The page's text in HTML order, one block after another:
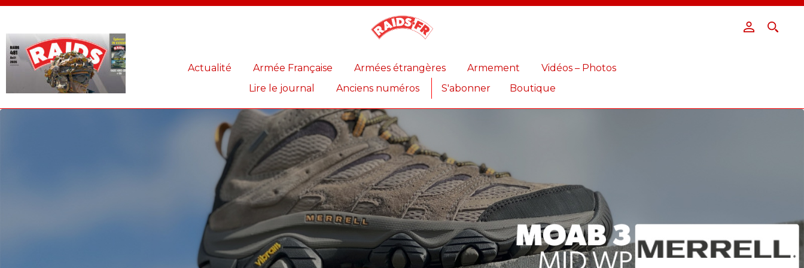
Actualité Armée Française Armées étrangères Armement
Vidéos – Photos
Lire le journal
Anciens numéros S'abonner Boutique
Panneau de gestion des cookies